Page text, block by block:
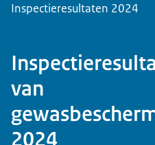
Inspectieresultaten 2024
van
2024